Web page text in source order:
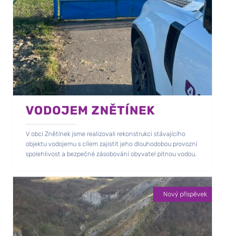
VODOJEM ZNĚTÍNEK
V obci Znětínek jsme realizovali rekonstrukci stávajícího
objektu vodojemu s cílem zajistit jeho dlouhodobou provozní
spolehlivost a bezpečné zásobování obyvatel pitnou vodou.
Nový příspěvek